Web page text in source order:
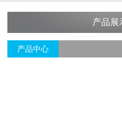
产品展
产品中心